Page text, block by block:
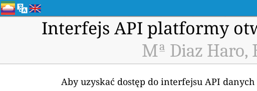
Interfejs API platformy
Mª Diaz Haro,
Aby uzyskać dostęp do interfejsu API